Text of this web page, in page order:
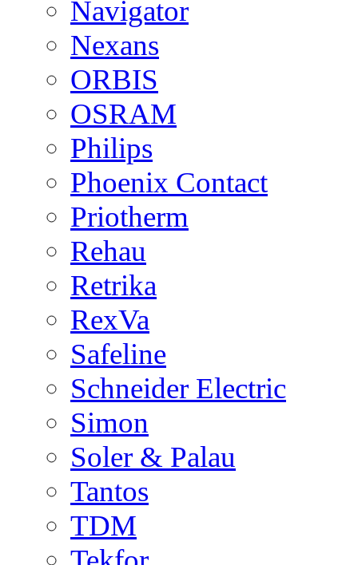
Navigator
Nexans
ORBIS
OSRAM
Philips
Phoenix Contact
Priotherm
Rehau
Retrika
RexVa
Safeline
Schneider Electric
Simon
Soler & Palau
Tantos
TDM